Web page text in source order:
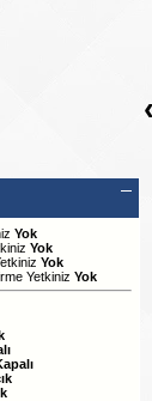
Yok
Yok
Yok
Yetkiniz Yok